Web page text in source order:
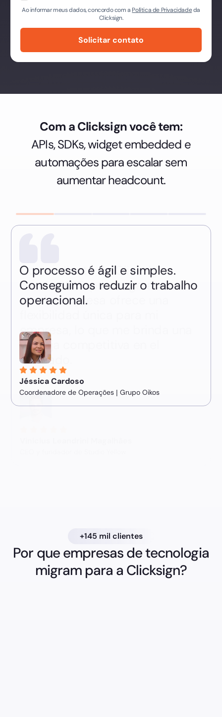
Ao informar meus dados, concordo com a Política de Privacidadeda
Clicksign.
Com a Clicksign você tem:
APIs, SDKs, widget embedded e
automações para escalar sem
aumentar headcount.
Como cliente de Clicksign
desde 2015, puedo garantizar
que la empresa ofrece una
empresa, lo que me brinda una
ventaja competitiva en el
mercado.
+145 mil clientes
Por que empresas de tecnologia
migram para a Clicksign?